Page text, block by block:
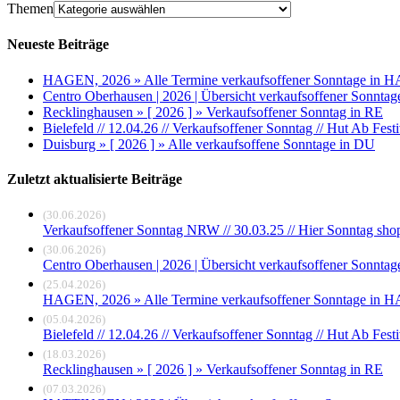
Themen
Neueste Beiträge
HAGEN, 2026 » Alle Termine verkaufsoffener Sonntage in
Centro Oberhausen | 2026 | Übersicht verkaufsoffener
Recklinghausen » [ 2026 ] » Verkaufsoffener Sonntag in RE
Bielefeld // 12.04.26 // Verkaufsoffener Sonntag // Hut Ab
Duisburg » [ 2026 ] » Alle verkaufsoffene Sonntage in DU
Zuletzt aktualisierte Beiträge
(30.06.2026)
Verkaufsoffener Sonntag NRW // 30.03.25 // Hier Sonntag
(30.06.2026)
Centro Oberhausen | 2026 | Übersicht verkaufsoffener
(25.04.2026)
HAGEN, 2026 » Alle Termine verkaufsoffener Sonntage in
(05.04.2026)
Bielefeld // 12.04.26 // Verkaufsoffener Sonntag // Hut Ab
(18.03.2026)
Recklinghausen » [ 2026 ] » Verkaufsoffener Sonntag in RE
(07.03.2026)